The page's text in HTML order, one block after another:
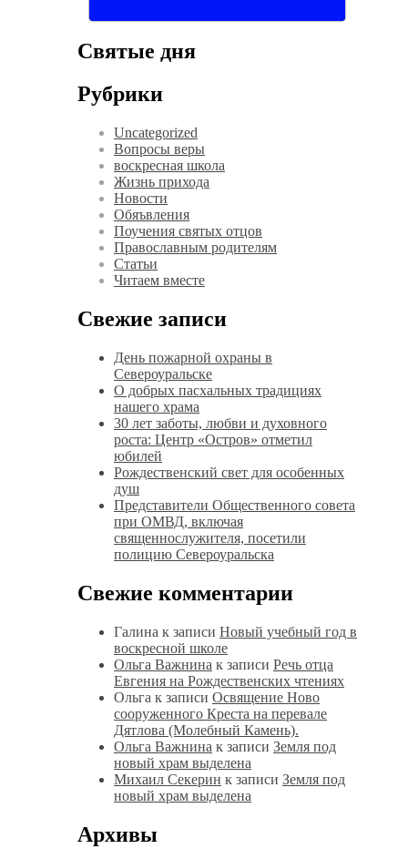
Святые дня
Рубрики
Uncategorized
Вопросы веры
воскресная школа
Жизнь прихода
Новости
Обяъвления
Поучения святых отцов
Православным родителям
Статьи
Читаем вместе
Свежие записи
День пожарной охраны в
Североуральске
О добрых пасхальных традициях
нашего храма
30 лет заботы, любви и духовного
роста: Центр «Остров» отметил
юбилей
Рождественский свет для особенных
душ
Представители Общественного совета
при ОМВД, включая
священнослужителя, посетили
полицию Североуральска
Свежие комментарии
Галина к записи Новый учебный год в
воскресной школе
Ольга Важнина к записи Речь отца
Евгения на Рождественских чтениях
Ольга к записи Освящение Ново
сооруженного Креста на перевале
Дятлова (Молебный Камень).
Ольга Важнина к записи Земля под
новый храм выделена
Михаил Секерин к записи Земля под
новый храм выделена
Архивы